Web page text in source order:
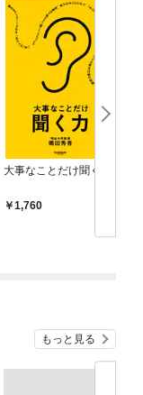
大事なことだけ聞く力
1,760
もっと見る